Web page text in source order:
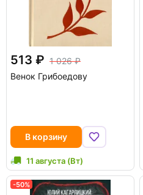
513
1 026
Венок Грибоедову
В корзину
11 августа (Вт)
-50%